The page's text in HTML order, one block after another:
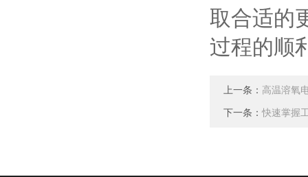
取合适的
过程的顺
上一条： 高温溶氧
下一条： 快速掌握